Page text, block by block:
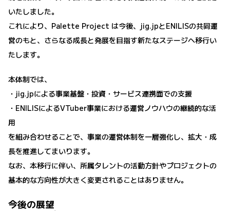
いたしました。
これにより、Palette Project は今後、jig.jpとENILISの共同運
営のもと、さらなる成長と発展を目指す新たなステージへ移行い
たします。
本体制では、
・jig.jpによる事業基盤・投資・サービス連携面での支援
・ENILISによるVTuber事業における運営ノウハウの継続的な活
用
を組み合わせることで、事業の運営体制を一層強化し、拡大・成
長を推進してまいります。
なお、本移行に伴い、所属タレントの活動方針やプロジェクトの
基本的な方向性が大きく変更されることはありません。
今後の展望